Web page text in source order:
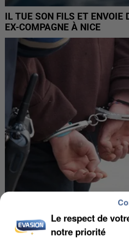
IL TUE SON FILS ET ENVOIE
EX-COMPAGNE À NICE
L’UN DES FONDATEURS
MAFIA INTERPELLÉ EN
Le respect de
notre priorité